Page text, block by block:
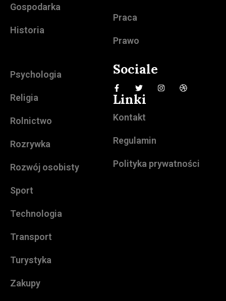
Gospodarka
Historia
Praca
Prawo
Psychologia
Religia
Rolnictwo
Rozrywka
Rozwój osobisty
Sport
Technologia
Transport
Turystyka
Zakupy
Sociale
Linki
Kontakt
Regulamin
Polityka prywatności